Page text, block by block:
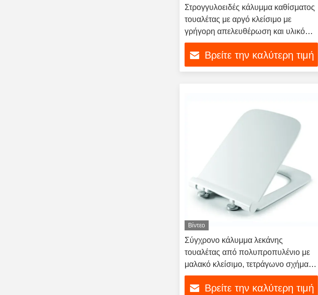
Στρογγυλοειδές κάλυμμα καθίσματος
τουαλέτας με αργό κλείσιμο με
γρήγορη απελευθέρωση και υλικό
πολυπροπυλενίου
Βρείτε την καλύτερη τιμή
Βίντεο
Σύγχρονο κάλυμμα λεκάνης
τουαλέτας από πολυπροπυλένιο με
μαλακό κλείσιμο, τετράγωνο σχήμα
και γρήγορη απελευθέρωση
Βρείτε την καλύτερη τιμή